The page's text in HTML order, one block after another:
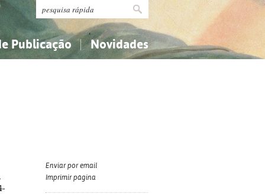
Publicação Novidades
Enviar por email
Imprimir página